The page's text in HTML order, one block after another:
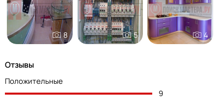
8 5 4
Отзывы
Положительные
9